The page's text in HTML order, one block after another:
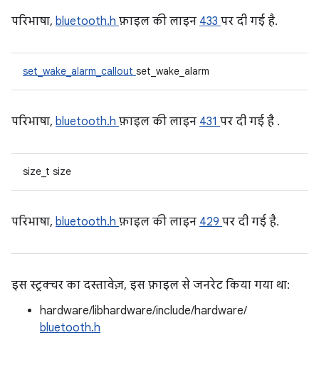
परिभाषा, bluetooth.h फ़ाइल की लाइन 433 पर दी गई है.
set_wake_alarm_callout set_wake_alarm
परिभाषा, bluetooth.h फ़ाइल की लाइन 431 पर दी गई है .
size_t size
परिभाषा, bluetooth.h फ़ाइल की लाइन 429 पर दी गई है.
इस स्ट्रक्चर का दस्तावेज़, इस फ़ाइल से जनरेट किया गया था:
hardware/libhardware/include/hardware/
bluetooth.h